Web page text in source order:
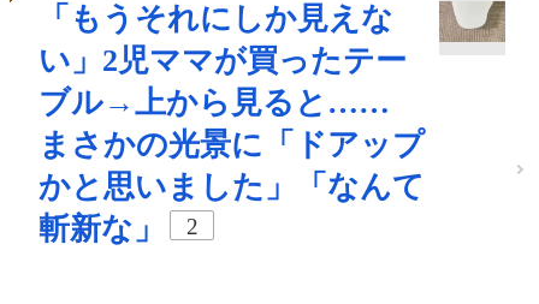
「もうそれにしか見えな
い」2児ママが買ったテー
ブル→上から見ると……
まさかの光景に「ドアップ
かと思いました」「なんて
斬新な」
2